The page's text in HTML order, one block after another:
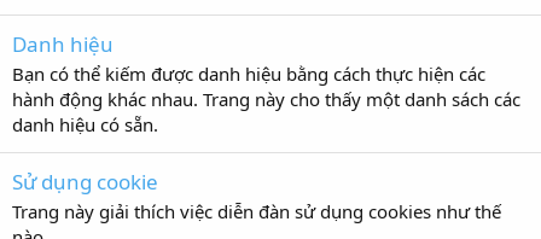
Danh hiệu
Bạn có thể kiếm được danh hiệu bằng cách thực hiện các
hành động khác nhau. Trang này cho thấy một danh sách các
danh hiệu có sẵn.
Sử dụng cookie
Trang này giải thích việc diễn đàn sử dụng cookies như thế